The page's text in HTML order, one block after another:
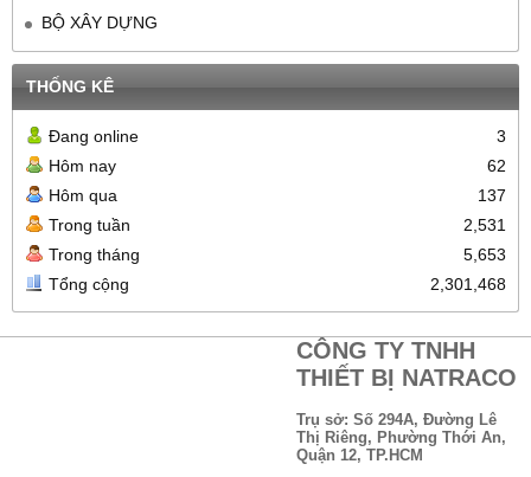
BỘ XÂY DỰNG
THỐNG KÊ
Đang online
3
Hôm nay
62
Hôm qua
137
Trong tuần
2,531
Trong tháng
5,653
Tổng cộng
2,301,468
CÔNG TY TNHH
THIẾT BỊ NATRACO
Trụ sở: Số 294A, Đường Lê
Thị Riêng, Phường Thới An,
Quận 12, TP.HCM